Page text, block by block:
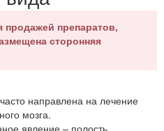
продажей препаратов,
сторонняя
направлена на лечение
мозга.
явление – полость,